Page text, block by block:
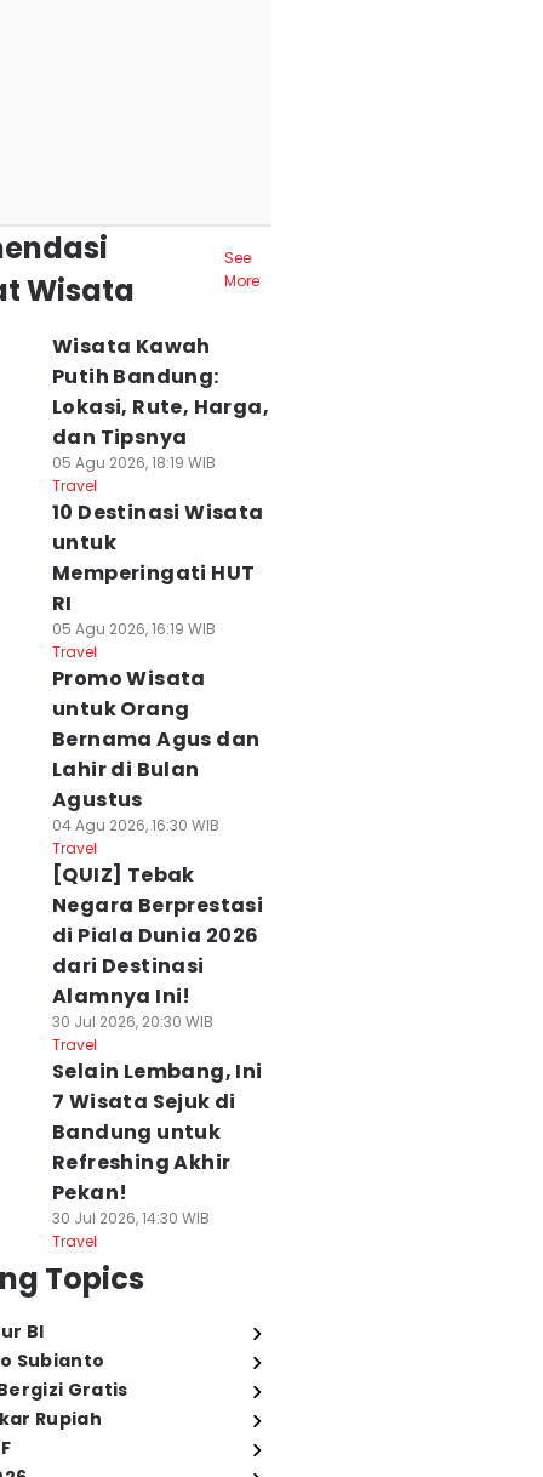
Wisata
See
More
Wisata Kawah
Putih Bandung:
Lokasi, Rute, Harga,
dan Tipsnya
05 Agu 2026, 18:19 WIB
Travel
10 Destinasi Wisata
untuk
Memperingati HUT
RI
05 Agu 2026, 16:19 WIB
Travel
Promo Wisata
untuk Orang
Bernama Agus dan
Lahir di Bulan
Agustus
04 Agu 2026, 16:30 WIB
Travel
[QUIZ] Tebak
Negara Berprestasi
di Piala Dunia 2026
dari Destinasi
Alamnya Ini!
30 Jul 2026, 20:30 WIB
Travel
Selain Lembang, Ini
7 Wisata Sejuk di
Bandung untuk
Refreshing Akhir
Pekan!
30 Jul 2026, 14:30 WIB
Travel
Topics
BI
Subianto
Gratis
Rupiah